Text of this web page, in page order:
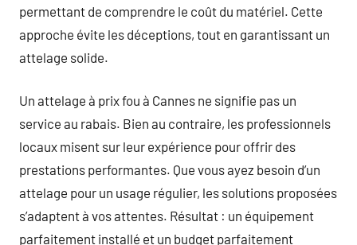
permettant de comprendre le coût du matériel. Cette
approche évite les déceptions, tout en garantissant un
attelage solide.
Un attelage à prix fou à Cannes ne signifie pas un
service au rabais. Bien au contraire, les professionnels
locaux misent sur leur expérience pour offrir des
prestations performantes. Que vous ayez besoin d’un
attelage pour un usage régulier, les solutions proposées
s’adaptent à vos attentes. Résultat : un équipement
parfaitement installé et un budget parfaitement